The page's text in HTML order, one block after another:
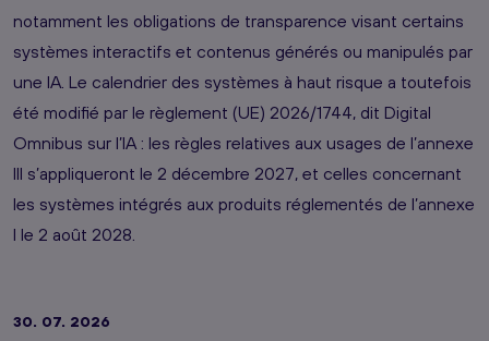
notamment les obligations de transparence visant certains
systèmes interactifs et contenus générés ou manipulés par
une IA. Le calendrier des systèmes à haut risque a toutefois
été modifié par le règlement (UE) 2026/1744, dit Digital
Omnibus sur l’IA : les règles relatives aux usages de l’annexe
III s’appliqueront le 2 décembre 2027, et celles concernant
les systèmes intégrés aux produits réglementés de l’annexe
I le 2 août 2028.
30. 07. 2026